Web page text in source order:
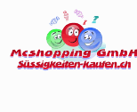
springen